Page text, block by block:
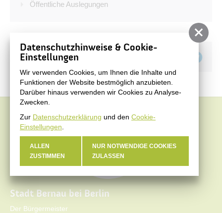
Stadtverwaltung
Öffentliche Auslegungen
Teilen auf
Stadt Bernau bei Berlin
Der Bürgermeister
Datenschutzhinweise & Cookie-
Einstellungen
Wir verwenden Cookies, um Ihnen die Inhalte und
Funktionen der Website bestmöglich anzubieten.
Darüber hinaus verwenden wir Cookies zu Analyse-
Zwecken.
Zur Datenschutzerklärung und den Cookie-
Einstellungen
ALLEN
ZUSTIMMEN
NUR NOTWENDIGE COOKIES
ZULASSEN